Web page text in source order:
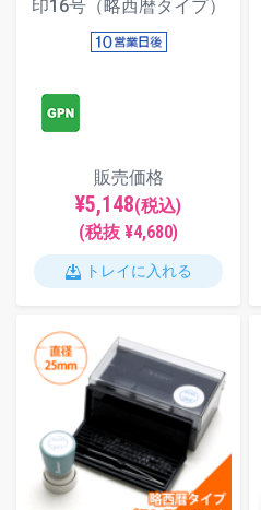
印16号（略西暦タイプ）
販売価格
¥5,148(税込)
(税抜 ¥4,680)
トレイに入れる